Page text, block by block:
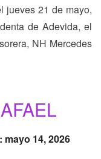
jueves 21 de mayo,
de Adevida, el
NH Mercedes
mayo 14, 2026